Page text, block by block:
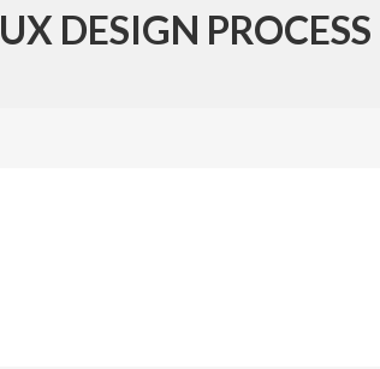
UX DESIGN PROCESS